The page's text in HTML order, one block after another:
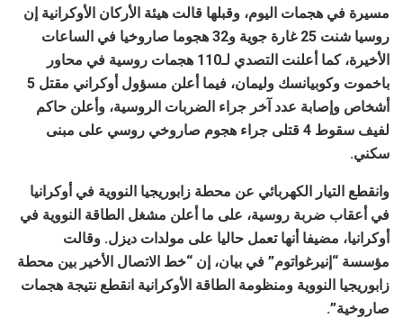
مسيرة في هجمات اليوم، وقبلها قالت هيئة الأركان الأوكرانية إن
روسيا شنت 25 غارة جوية و32 هجوما صاروخيا في الساعات
الأخيرة، كما أعلنت التصدي لـ110 هجمات روسية في محاور
باخموت وكوبيانسك وليمان، فيما أعلن مسؤول أوكراني مقتل 5
أشخاص وإصابة عدد آخر جراء الضربات الروسية، وأعلن حاكم
لفيف سقوط 4 قتلى جراء هجوم صاروخي روسي على مبنى
سكني.
وانقطع التيار الكهربائي عن محطة زابوريجيا النووية في أوكرانيا
في أعقاب ضربة روسية، على ما أعلن مشغل الطاقة النووية في
أوكرانيا، مضيفا أنها تعمل حاليا على مولدات ديزل. وقالت
مؤسسة “إنيرغواتوم” في بيان، إن “خط الاتصال الأخير بين محطة
زابوريجيا النووية ومنظومة الطاقة الأوكرانية انقطع نتيجة هجمات
صاروخية”.